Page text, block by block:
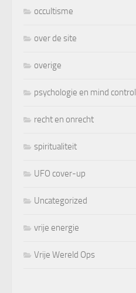
occultisme
over de site
overige
psychologie en mind control
recht en onrecht
spiritualiteit
UFO cover-up
Uncategorized
vrije energie
Vrije Wereld Ops